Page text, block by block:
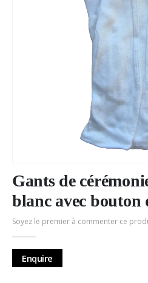
au
début
de
Galerie
d’images
Gants de
blanc avec bouton
Soyez le premier à commenter ce
Enquire